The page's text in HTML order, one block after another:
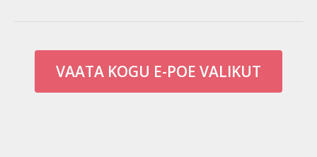
VAATA KOGU E-POE VALIKUT